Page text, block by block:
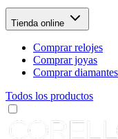
Tienda online
Comprar relojes
Comprar joyas
Comprar diamantes
Todos los productos